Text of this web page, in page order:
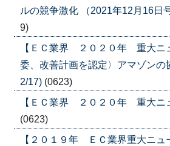
ルの競争激化 （2021年12月16日
9)
【ＥＣ業界 ２０２０年 重大ニ
委、改善計画を認定〉アマゾンの
2/17) (0623)
【ＥＣ業界 ２０２０年 重大ニ
(0623)
【２０１９年 ＥＣ業界重大ニ